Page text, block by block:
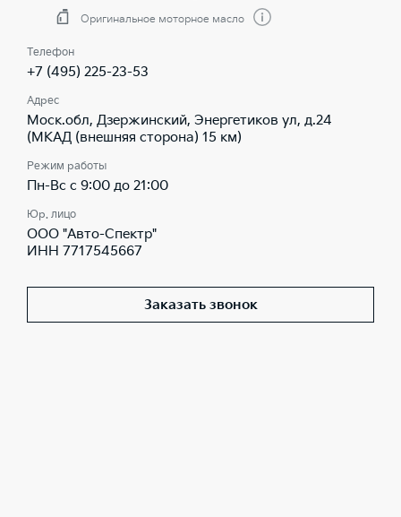
Оригинальное моторное масло
Телефон
+7 (495) 225-23-53
Адрес
Моск.обл, Дзержинский, Энергетиков ул, д.24
(МКАД (внешняя сторона) 15 км)
Режим работы
Пн-Вс с 9:00 до 21:00
Юр. лицо
ООО "Авто-Спектр"
ИНН 7717545667
Заказать звонок